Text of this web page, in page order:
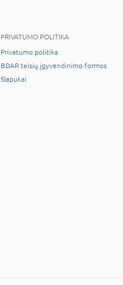
PRIVATUMO POLITIKA
Privatumo politika
BDAR teisių įgyvendinimo formos
Slapukai